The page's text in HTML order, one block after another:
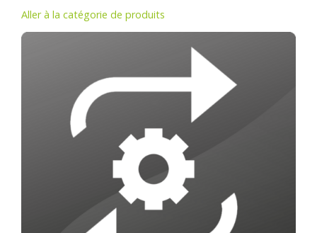
Aller à la catégorie de produits